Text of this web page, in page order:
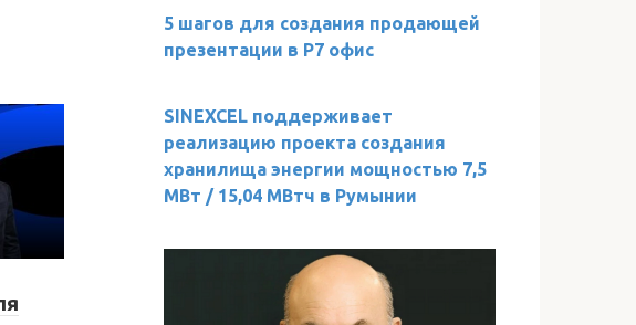
5 шагов для создания продающей
презентации в Р7 офис
SINEXCEL поддерживает
реализацию проекта создания
хранилища энергии мощностью 7,5
МВт / 15,04 МВтч в Румынии